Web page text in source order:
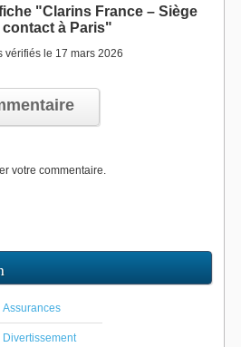
"Clarins France – Siège
à Paris"
vérifiés le 17 mars 2026
votre commentaire.
Assurances
Divertissement